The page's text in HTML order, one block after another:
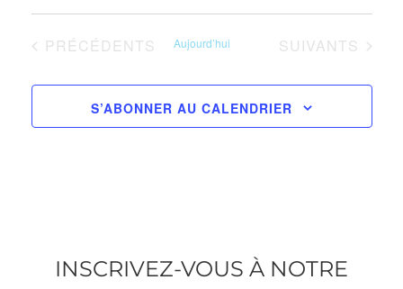
date.ÉVÈNEMENTS
PRÉCÉDENTS Aujourd’hui ÉVÈNEMENTS
SUIVANTS
S’ABONNER AU CALENDRIER
INSCRIVEZ-VOUS À NOTRE